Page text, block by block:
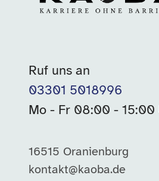
Ruf uns an
03301 5018996
Mo - Fr 08:00 - 15:00
16515 Oranienburg
kontakt@kaoba.de